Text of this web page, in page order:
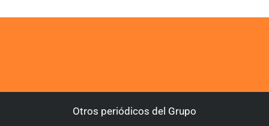
Otros periódicos del Grupo